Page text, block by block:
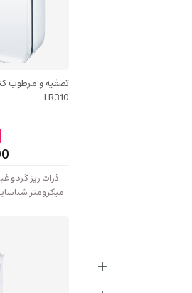
تصفیه و مرطوب
LR310
میکرومتر